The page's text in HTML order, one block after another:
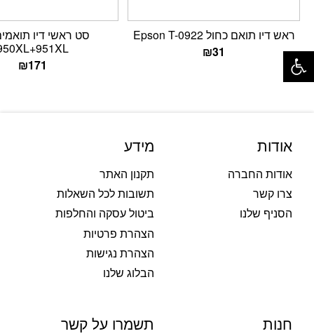
ראש דיו תואם כחול Epson T-0922
₪31
₪171
אודות
אודות החברה
צרו קשר
הסניף שלנו
מידע
תקנון האתר
תשובות לכל השאלות
ביטול עסקה והחלפות
הצהרת פרטיות
הצהרת נגישות
הבלוג שלנו
חנות תשמרו על קשר
פתח סרגל נגישות